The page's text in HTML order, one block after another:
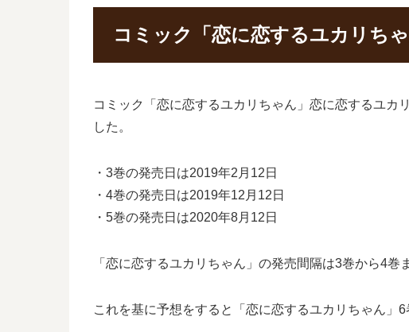
コミック「恋に恋するユカリち
コミック「恋に恋するユカリちゃん」恋に恋するユカ
した。
・3巻の発売日は2019年2月12日
・4巻の発売日は2019年12月12日
・5巻の発売日は2020年8月12日
「恋に恋するユカリちゃん」の発売間隔は3巻から4
これを基に予想をすると「恋に恋するユカリちゃん」